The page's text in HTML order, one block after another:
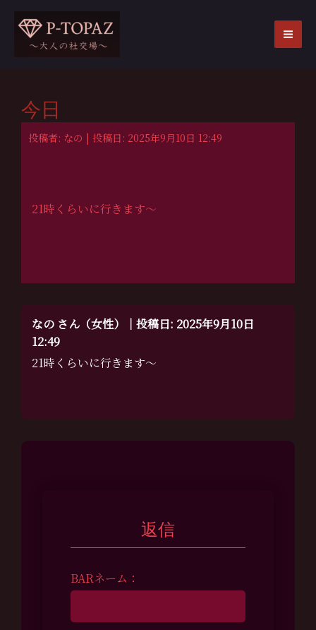
今日
投稿者: なの | 投稿日: 2025年9月10日 12:49
21時くらいに行きます〜
なの さん（女性）｜投稿日: 2025年9月10日
12:49
21時くらいに行きます〜
返信
BARネーム：